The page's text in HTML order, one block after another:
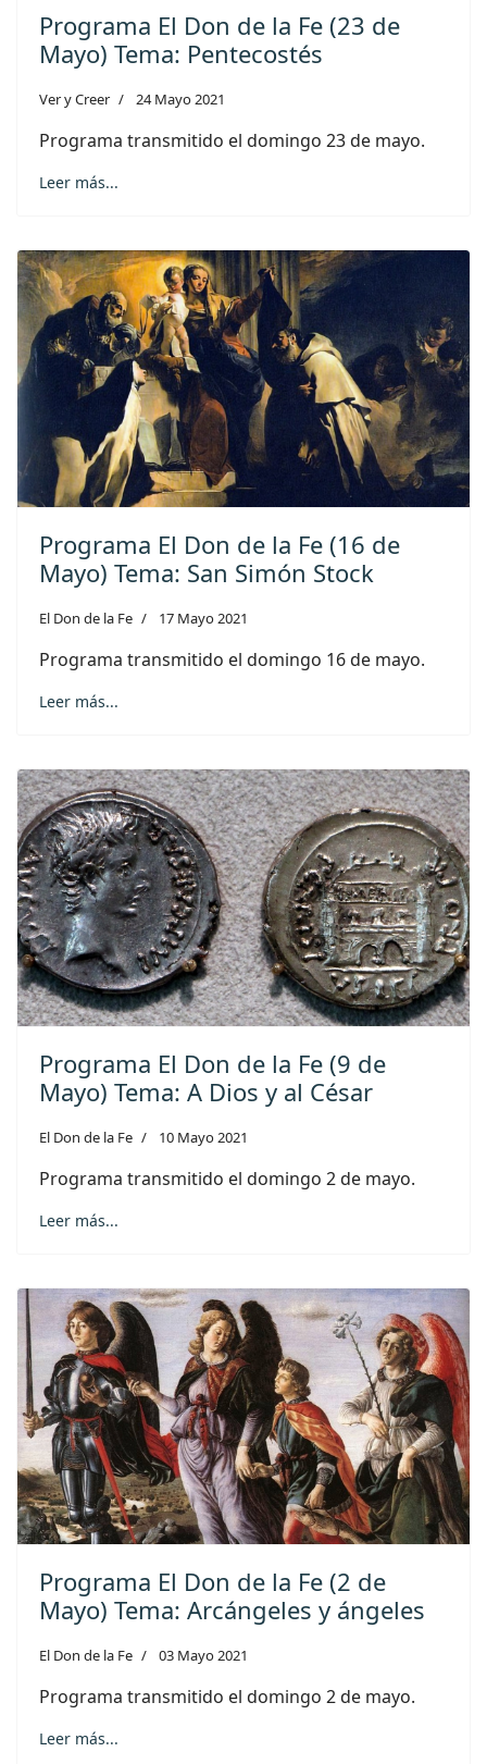
Programa El Don de la Fe (23 de
Mayo) Tema: Pentecostés
Ver y Creer 24 Mayo 2021
Programa transmitido el domingo 23 de mayo.
Leer más...
Programa El Don de la Fe (16 de
Mayo) Tema: San Simón Stock
El Don de la Fe 17 Mayo 2021
Programa transmitido el domingo 16 de mayo.
Leer más...
Programa El Don de la Fe (9 de
Mayo) Tema: A Dios y al César
El Don de la Fe 10 Mayo 2021
Programa transmitido el domingo 2 de mayo.
Leer más...
Programa El Don de la Fe (2 de
Mayo) Tema: Arcángeles y ángeles
El Don de la Fe 03 Mayo 2021
Programa transmitido el domingo 2 de mayo.
Leer más...